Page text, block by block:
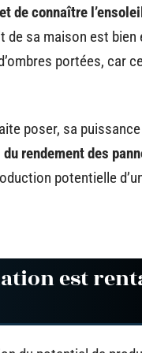
de connaître
sa maison est bien
portées, car
poser, sa
rendement des
potentielle
est